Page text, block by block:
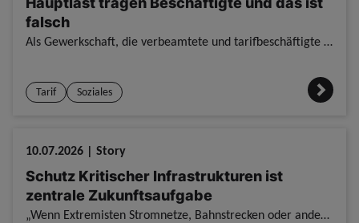
falsch
Als Gewerkschaft, die verbeamtete und tarifbeschäftigte Kolleginnen und Kollegen vertritt, sehen wir hier eine Schieflage, die vor allem unsere Tarifbeschäftigten belastet. Der Bundestag hat heute das
Tarif Soziales
10.07.2026 | Story
Schutz Kritischer Infrastrukturen ist
zentrale Zukunftsaufgabe
„Wenn Extremisten Stromnetze, Bahnstrecken oder andere Kritische Infrastrukturen angreifen, gefährden sie Sicherheit und Versorgung von Millionen Menschen.“ Der Bundesvorsitzende der Gewerkschaft der